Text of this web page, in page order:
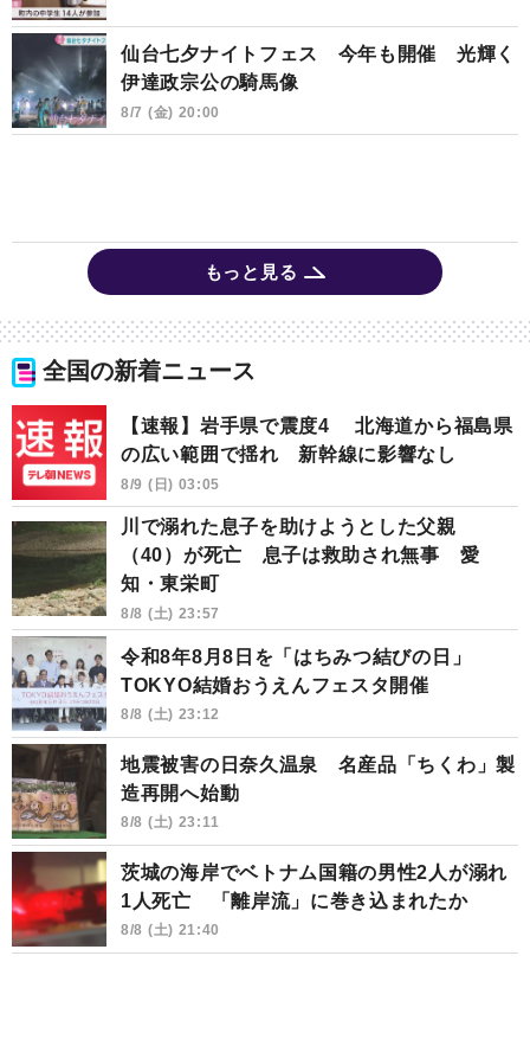
仙台七夕ナイトフェス 今年も開催 光輝く
伊達政宗公の騎馬像
8/7 (金) 20:00
もっと見る
全国の新着ニュース
【速報】岩手県で震度4 北海道から福島県
の広い範囲で揺れ 新幹線に影響なし
8/9 (日) 03:05
川で溺れた息子を助けようとした父親
（40）が死亡 息子は救助され無事 愛
知・東栄町
8/8 (土) 23:57
令和8年8月8日を「はちみつ結びの日」
TOKYO結婚おうえんフェスタ開催
8/8 (土) 23:12
地震被害の日奈久温泉 名産品「ちくわ」製
造再開へ始動
8/8 (土) 23:11
茨城の海岸でベトナム国籍の男性2人が溺れ
1人死亡 「離岸流」に巻き込まれたか
8/8 (土) 21:40